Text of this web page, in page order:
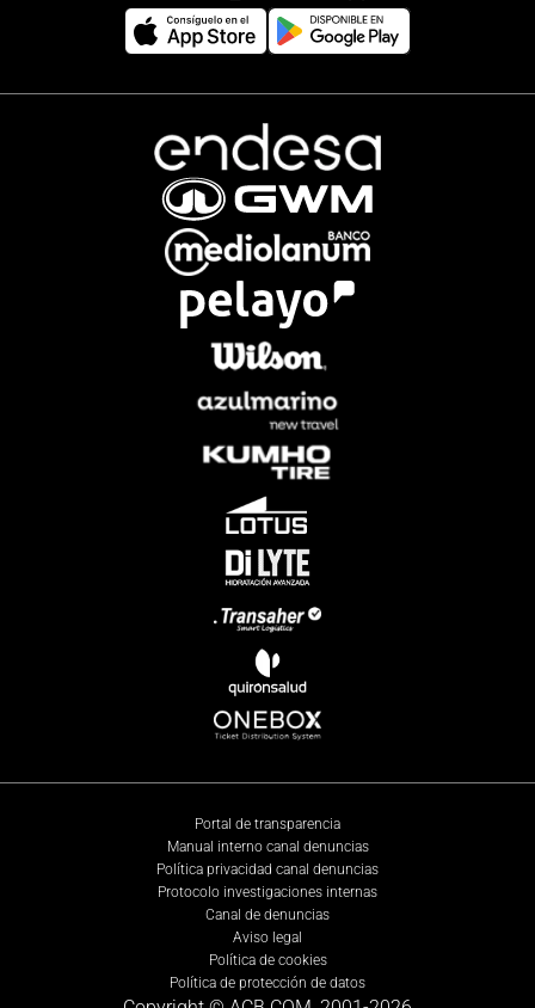
Portal de transparencia
Manual interno canal denuncias
Política privacidad canal denuncias
Protocolo investigaciones internas
Canal de denuncias
Aviso legal
Política de cookies
Política de protección de datos